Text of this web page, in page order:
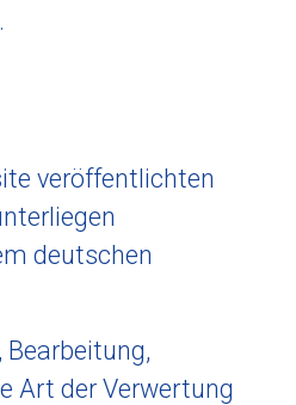
veröffentlichten
deutschen
Bearbeitung,
Art der Verwertung